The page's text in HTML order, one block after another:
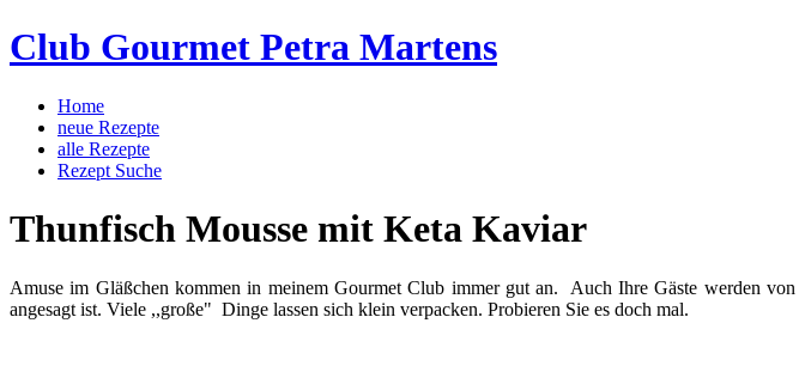
Club Gourmet Petra Martens
Home
neue Rezepte
alle Rezepte
Rezept Suche
Thunfisch Mousse mit Keta Kaviar
Amuse im Gläßchen kommen in meinem Gourmet Club immer gut an. Auch Ihre Gäste werden
angesagt ist. Viele ,,große" Dinge lassen sich klein verpacken. Probieren Sie es doch mal.